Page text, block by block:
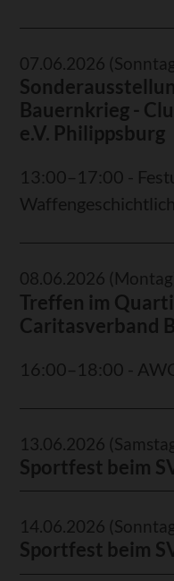
07.06.2026
Bauernkrieg -
e.V. Philippsburg
13:00–17:00 -
08.06.2026
Treffen im
Caritasverband
16:00–18:00 -
13.06.2026
Sportfest beim
14.06.2026
Sportfest beim